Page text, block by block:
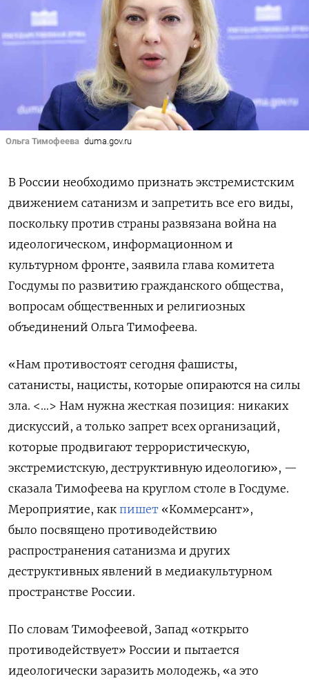
Ольга Тимофеева duma.gov.ru
В России необходимо признать экстремистским
движением сатанизм и запретить все его виды,
поскольку против страны развязана война на
идеологическом, информационном и
культурном фронте, заявила глава комитета
Госдумы по развитию гражданского общества,
вопросам общественных и религиозных
объединений Ольга Тимофеева.
«Нам противостоят сегодня фашисты,
сатанисты, нацисты, которые опираются на силы
зла. <…> Нам нужна жесткая позиция: никаких
дискуссий, а только запрет всех организаций,
которые продвигают террористическую,
экстремистскую, деструктивную идеологию», —
сказала Тимофеева на круглом столе в Госдуме.
Мероприятие, как пишет «Коммерсант»,
было посвящено противодействию
распространения сатанизма и других
деструктивных явлений в медиакультурном
пространстве России.
По словам Тимофеевой, Запад «открыто
противодействует» России и пытается
идеологически заразить молодежь, «а это